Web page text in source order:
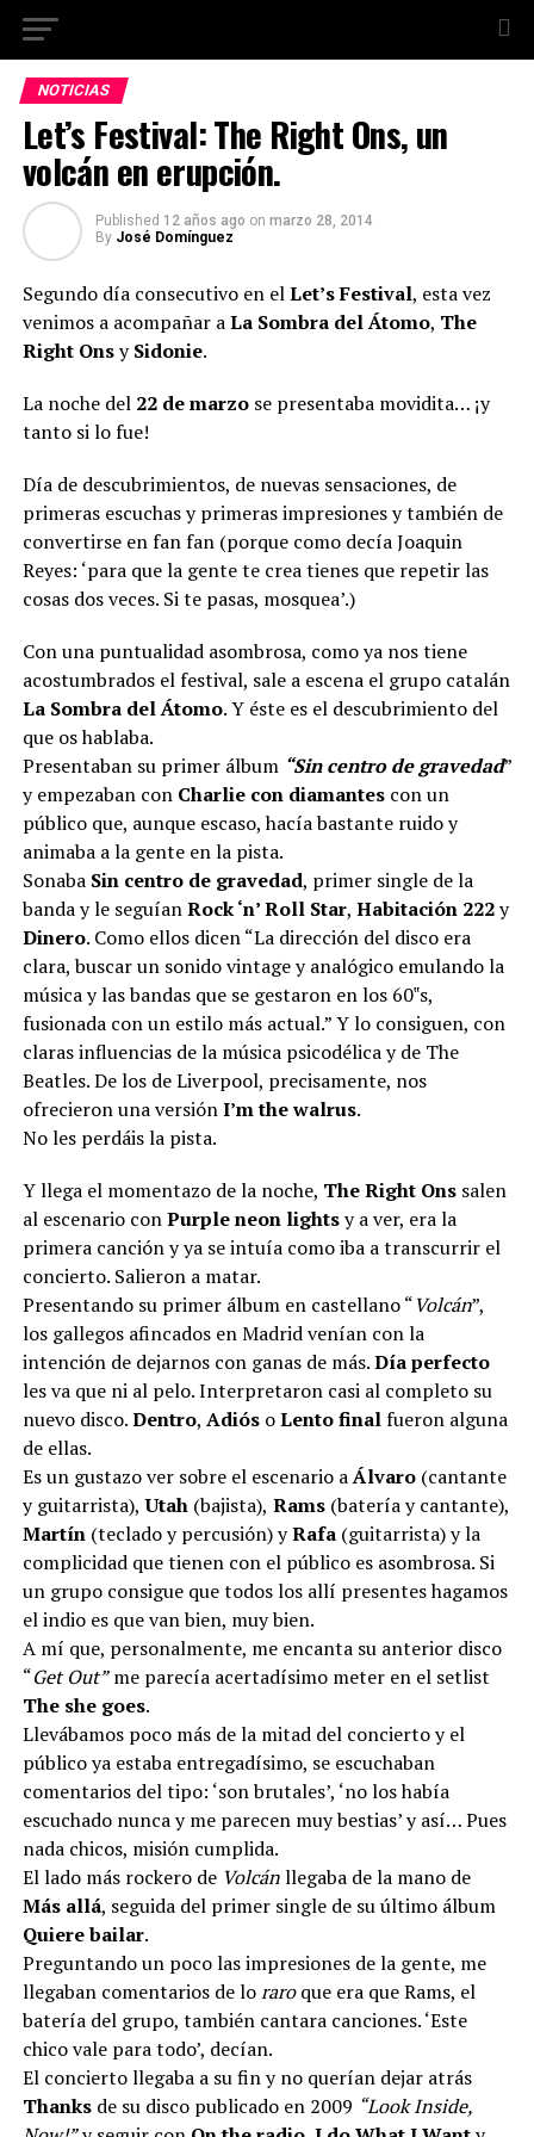
NOTICIAS
Let’s Festival: The Right Ons, un
volcán en erupción.
Published 12 años ago on marzo 28, 2014
By José Domínguez
Segundo día consecutivo en elLet’s Festival, esta vez
venimos a acompañar aLa Sombra del Átomo, The
Right OnsySidonie.
La noche del 22 de marzose presentaba movidita… ¡y
tanto si lo fue!
Día de descubrimientos, de nuevas sensaciones, de
primeras escuchas y primeras impresiones y también de
convertirse en fan fan (porque como decía Joaquin
Reyes: ‘para que la gente te crea tienes que repetir las
cosas dos veces. Si te pasas, mosquea’.)
Con una puntualidad asombrosa, como ya nos tiene
acostumbrados el festival, sale a escena el grupo catalán
La Sombra del Átomo. Y éste es el descubrimiento del
que os hablaba.
Presentaban su primer álbum “Sin centro de gravedad”
y empezaban con Charlie con diamantescon un
público que, aunque escaso, hacía bastante ruido y
animaba a la gente en la pista.
Sonaba Sin centro de gravedad, primer single de la
banda y le seguíanRock ‘n’ Roll Star, Habitación 222y
Dinero. Como ellos dicen “La dirección del disco era
clara, buscar un sonido vintage y analógico emulando la
música y las bandas que se gestaron en los 60‟s,
fusionada con un estilo más actual.” Y lo consiguen, con
claras influencias de la música psicodélica y de The
Beatles. De los de Liverpool, precisamente, nos
ofrecieron una versiónI’m the walrus.
No les perdáis la pista.
Y llega el momentazo de la noche, The Right Ons salen
al escenario conPurple neon lightsy a ver, era la
primera canción y ya se intuía como iba a transcurrir el
concierto. Salieron a matar.
Presentando su primer álbum en castellano “Volcán”,
los gallegos afincados en Madrid venían con la
intención de dejarnos con ganas de más.Día perfecto
les va que ni al pelo. Interpretaron casi al completo su
nuevo disco.Dentro, Adiós oLento finalfueron alguna
de ellas.
Es un gustazo ver sobre el escenario aÁlvaro (cantante
y guitarrista), Utah (bajista), Rams (batería y cantante),
Martín (teclado y percusión) yRafa (guitarrista)y la
complicidad que tienen con el público es asombrosa. Si
un grupo consigue que todos los allí presentes hagamos
el indio es que van bien, muy bien.
A mí que, personalmente, me encanta su anterior disco
“Get Out”me parecía acertadísimo meter en el setlist
The she goes.
Llevábamos poco más de la mitad del concierto y el
público ya estaba entregadísimo, se escuchaban
comentarios del tipo: ‘son brutales’, ‘no los había
escuchado nunca y me parecen muy bestias’ y así… Pues
nada chicos, misión cumplida.
El lado más rockero de Volcánllegaba de la mano de
Más allá, seguida del primer single de su último álbum
Quiere bailar.
Preguntando un poco las impresiones de la gente, me
llegaban comentarios de loraroque era que Rams, el
batería del grupo, también cantara canciones. ‘Este
chico vale para todo’, decían.
El concierto llegaba a su fin y no querían dejar atrás
Thanksde su disco publicado en 2009 “Look Inside,